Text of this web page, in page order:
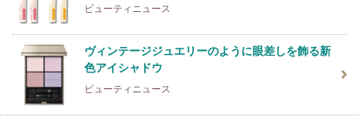
ビューティニュース
ヴィンテージジュエリーのように眼差しを飾る新
色アイシャドウ
ビューティニュース